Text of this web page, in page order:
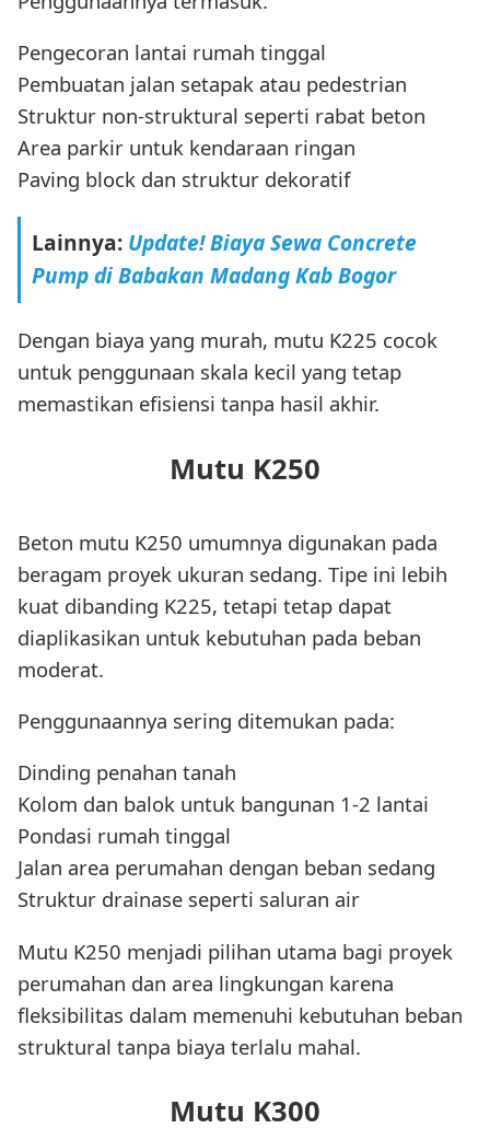
Pengecoran lantai rumah tinggal
Pembuatan jalan setapak atau pedestrian
Struktur non-struktural seperti rabat beton
Area parkir untuk kendaraan ringan
Paving block dan struktur dekoratif
Lainnya: Update! Biaya Sewa Concrete
Pump di Babakan Madang Kab Bogor
Dengan biaya yang murah, mutu K225 cocok
untuk penggunaan skala kecil yang tetap
memastikan efisiensi tanpa hasil akhir.
Mutu K250
Beton mutu K250 umumnya digunakan pada
beragam proyek ukuran sedang. Tipe ini lebih
kuat dibanding K225, tetapi tetap dapat
diaplikasikan untuk kebutuhan pada beban
moderat.
Penggunaannya sering ditemukan pada:
Dinding penahan tanah
Kolom dan balok untuk bangunan 1-2 lantai
Pondasi rumah tinggal
Jalan area perumahan dengan beban sedang
Struktur drainase seperti saluran air
Mutu K250 menjadi pilihan utama bagi proyek
perumahan dan area lingkungan karena
fleksibilitas dalam memenuhi kebutuhan beban
struktural tanpa biaya terlalu mahal.
Mutu K300